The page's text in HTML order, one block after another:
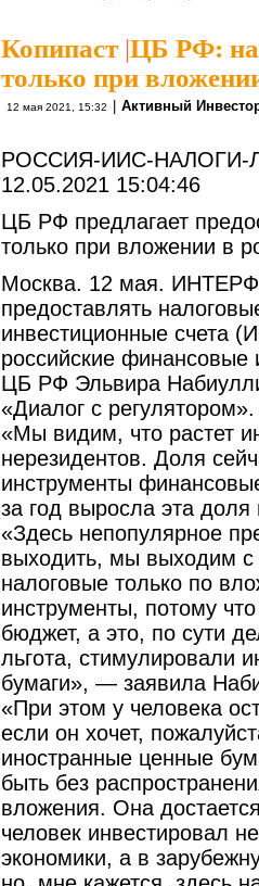
Копипаст |ЦБ РФ:
только при
12 мая 2021, 15:32 Активный
РОССИЯ-ИИС-НАЛОГИ-
12.05.2021 15:04:46
ЦБ РФ предлагает
только при вложении в
Москва. 12 мая.
предоставлять
инвестиционные счета
российские финансовые
ЦБ РФ Эльвира
«Диалог с регулятором».
«Мы видим, что растет
нерезидентов. Доля
инструменты
за год выросла эта
«Здесь непопулярное
выходить, мы выходим
налоговые только по
инструменты, потому
бюджет, а это, по сути
льгота, стимулировали
бумаги», — заявила
«При этом у человека
если он хочет,
иностранные ценные
быть без
вложения. Она
человек инвестировал
экономики, а в